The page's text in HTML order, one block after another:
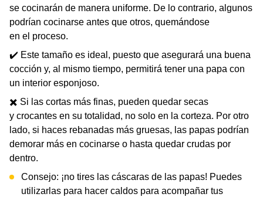
se cocinarán de manera uniforme. De lo contrario, algunos
podrían cocinarse antes que otros, quemándose
en el proceso.
✔️ Este tamaño es ideal, puesto que asegurará una buena
cocción y, al mismo tiempo, permitirá tener una papa con
un interior esponjoso.
✖️ Si las cortas más finas, pueden quedar secas
y crocantes en su totalidad, no solo en la corteza. Por otro
lado, si haces rebanadas más gruesas, las papas podrían
demorar más en cocinarse o hasta quedar crudas por
dentro.
Consejo: ¡no tires las cáscaras de las papas! Puedes
utilizarlas para hacer caldos para acompañar tus